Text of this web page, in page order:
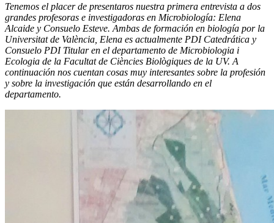
Tenemos el placer de presentaros nuestra primera entrevista a dos
grandes profesoras e investigadoras en Microbiología: Elena
Alcaide y Consuelo Esteve. Ambas de formación en biología por la
Universitat de València, Elena es actualmente PDI Catedrática y
Consuelo PDI Titular en el departamento de Microbiologia i
Ecologia de la Facultat de Ciències Biològiques de la UV. A
continuación nos cuentan cosas muy interesantes sobre la profesión
y sobre la investigación que están desarrollando en el
departamento.